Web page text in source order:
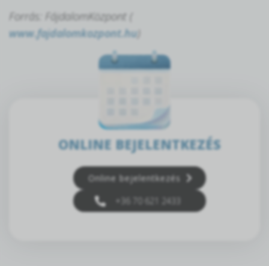
Forrás: FájdalomKözpont (
www.fajdalomkozpont.hu
ONLINE BEJELENTKEZÉS
Online bejelentkezés
+36 70 621 2433